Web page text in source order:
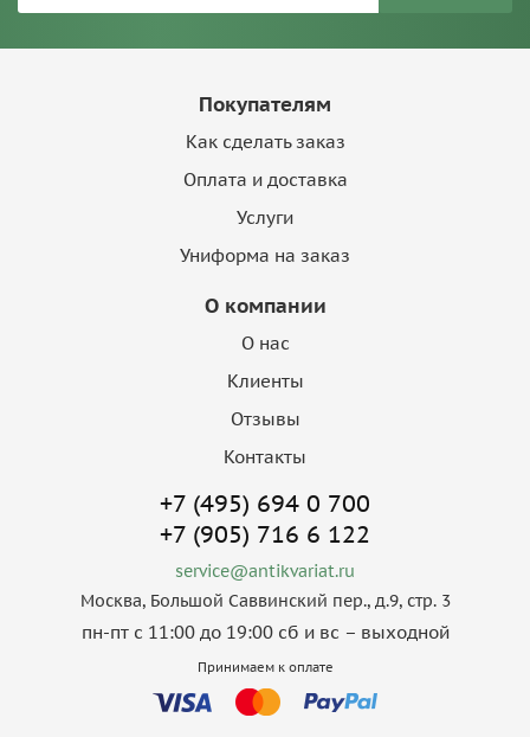
Покупателям
Как сделать заказ
Оплата и доставка
Услуги
Униформа на заказ
О компании
О нас
Клиенты
Отзывы
Контакты
+7 (495) 694 0 700
+7 (905) 716 6 122
service@antikvariat.ru
Москва, Большой Саввинский пер., д.9, стр. 3
пн-пт с 11:00 до 19:00 сб и вс – выходной
Принимаем к оплате